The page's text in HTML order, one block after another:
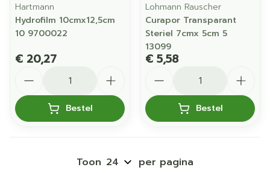
Hartmann
Hydrofilm 10cmx12,5cm
10 9700022
€ 20,27
Bestel
Lohmann Rauscher
Curapor Transparant
Steriel 7cmx 5cm 5
13099
€ 5,58
Bestel
Toon per pagina